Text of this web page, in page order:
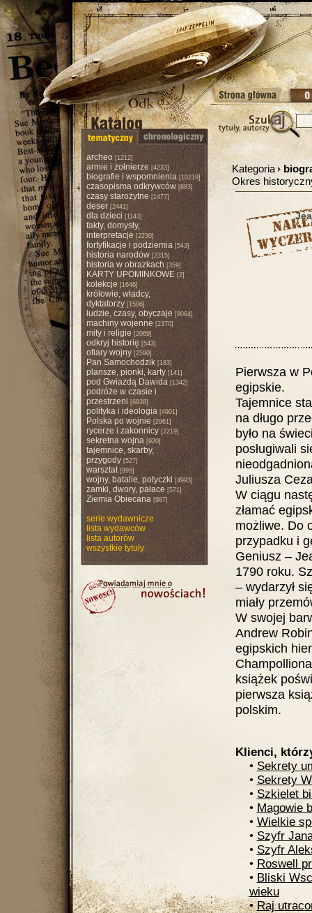
archeo [1212]
armie i żołnierze [4233]
biografie i wspomnienia[10219]
czasopisma odkrywców[883]
czasy starożytne [1477]
deser[2441]
dla dzieci [1143]
fakty, domysły,
interpretacje [2230]
fortyfikacje i podziemia[543]
historia narodów[2315]
historia w obrazkach [359]
KARTY UPOMINKOWE[2]
kolekcje [1646]
królowie, władcy,
dyktatorzy[1506]
ludzie, czasy, obyczaje [8064]
machiny wojenne [2370]
mity i religie [2069]
odkryj historię[543]
ofiary wojny[2590]
Pan Samochodzik[183]
plansze, pionki, karty[141]
pod Gwiazdą Dawida[1342]
podróże w czasie i
przestrzeni [6938]
polityka i ideologia[4901]
Polska po wojnie [2961]
rycerze i zakonnicy[2219]
sekretna wojna[920]
tajemnice, skarby,
przygody[527]
warsztat[999]
wojny, batalie, potyczki [4993]
zamki, dwory, pałace [571]
Ziemia Obiecana[987]
serie wydawnicze
lista wydawców
lista autorów
wszystkie tytuły
Kategoria
Okres
Pierwsza w
egipskie.
Tajemnice
na długo
było na
posługiwali
Juliusza
W ciągu
złamać
możliwe. Do
przypadku i
Geniusz –
1790 roku.
– wydarzył
miały
W swojej
Andrew
egipskich
książek
pierwsza
polskim.
Klienci,
• Sekrety
• Sekrety
• Szkielet
• Magowie
• Wielkie
• Szyfr
• Szyfr
• Roswell
• Bliski
wieku
• Raj